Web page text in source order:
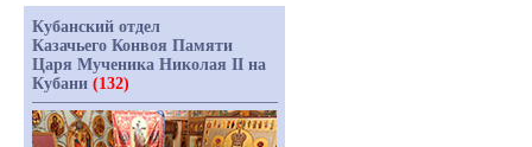
Кубанский отдел
Казачьего Конвоя Памяти
Царя Мученика Николая II на
Кубани (132)